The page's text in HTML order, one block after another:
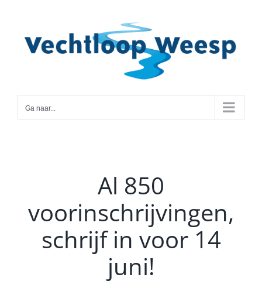
inhoud
Ga naar...
Al 850
voorinschrijvingen,
schrijf in voor 14
juni!